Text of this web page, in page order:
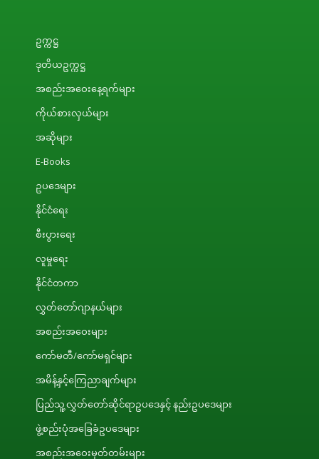
ဥက္ကဋ္ဌ
ဒုတိယဥက္ကဋ္ဌ
အစည်းအဝေးနေ့ရက်များ
ကိုယ်စားလှယ်များ
အဆိုများ
E-Books
ဥပဒေများ
နိုင်ငံရေး
စီးပွားရေး
လူမှုရေး
နိုင်ငံတကာ
လွှတ်တော်ဂျာနယ်များ
အစည်းအဝေးများ
ကော်မတီ/ကော်မရှင်များ
အမိန့်နှင့်ကြေညာချက်များ
ပြည်သူ့လွှတ်တော်ဆိုင်ရာဥပဒေနှင့် နည်းဥပဒေများ
ဖွဲ့စည်းပုံအခြေခံဥပဒေများ
အစည်းအဝေးမှတ်တမ်းများ